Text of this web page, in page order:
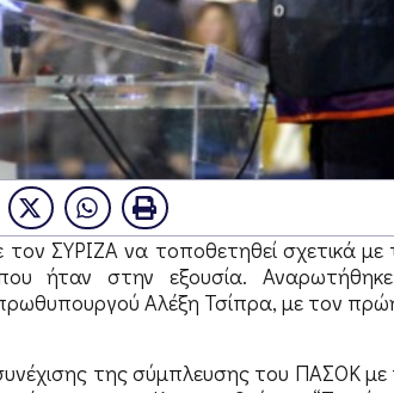
ΣΥΡΙΖΑ να τοποθετηθεί σχετικά με
ήταν στην εξουσία.
Αλέξη Τσίπρα, με τον
της σύμπλευσης του ΠΑΣΟΚ